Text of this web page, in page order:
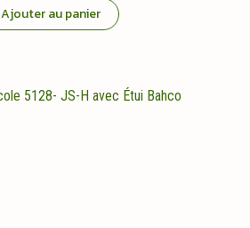
initial
était :
actuel
Ajouter au panier